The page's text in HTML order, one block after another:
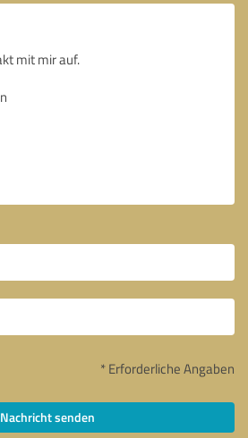
* Erforderliche Angaben
Nachricht senden